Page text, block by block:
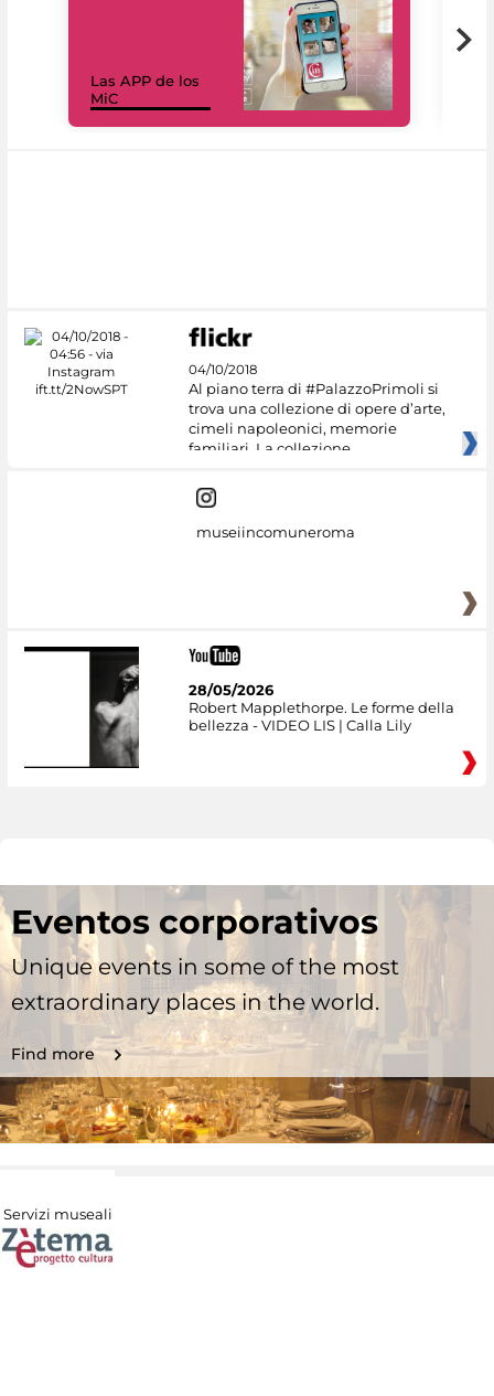
Las APP de los
MiC
04/10/2018
Al piano terra di #PalazzoPrimoli si
trova una collezione di opere d’arte,
cimeli napoleonici, memorie
familiari. La collezione
museiincomuneroma
28/05/2026
Robert Mapplethorpe. Le forme della
bellezza - VIDEO LIS | Calla Lily
Eventos corporativos
Unique events in some of the most
extraordinary places in the world.
Find more
Servizi museali